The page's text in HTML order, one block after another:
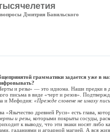
Дмитрия Бавильского
грамматики задается уже в
и резы» — это идиома. Наши предки в
письма в виде «черт и резов».
и Мефодия: «Прежде словене не имаху
древней Руси» есть глава,
и резы , которыми покрыты сосуды,
к выводу, что эти знаки носят либо
гаданиями и аграрной магией. А вся